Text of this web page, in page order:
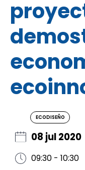
ECODISEÑO
08 jul 2020
09:30 - 10:30